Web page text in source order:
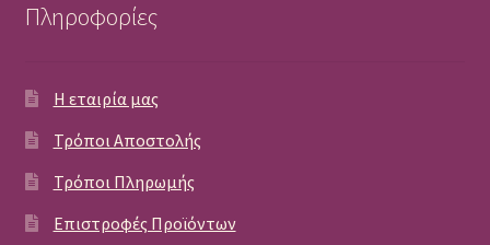
Πληροφορίες
Η εταιρία μας
Τρόποι Αποστολής
Τρόποι Πληρωμής
Επιστροφές Προϊόντων